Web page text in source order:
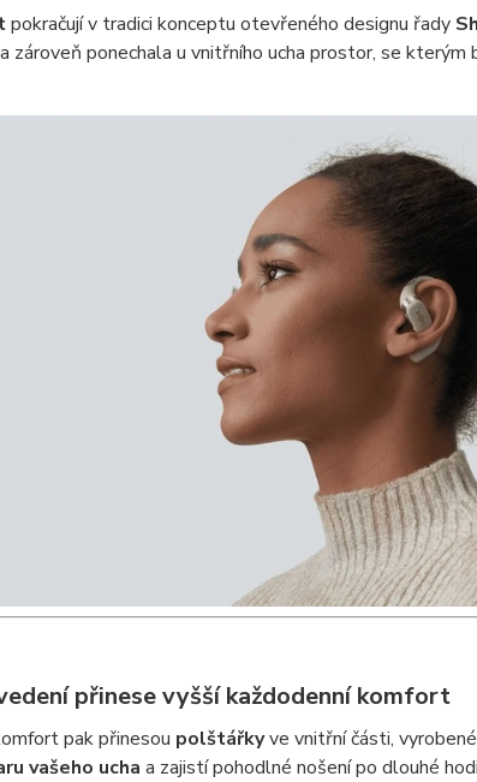
pokračují v tradici konceptu otevřeného designu řady
zároveň ponechala u vnitřního ucha prostor, se
přinese vyšší každodenní komfort
pak přinesou polštářkyve vnitřní části,
vašeho ucha a zajistí pohodlné nošení po dlouhé